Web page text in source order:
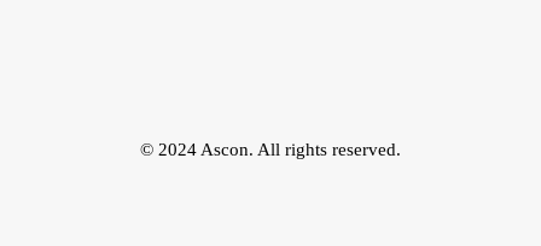
© 2024 Ascon. All rights reserved.